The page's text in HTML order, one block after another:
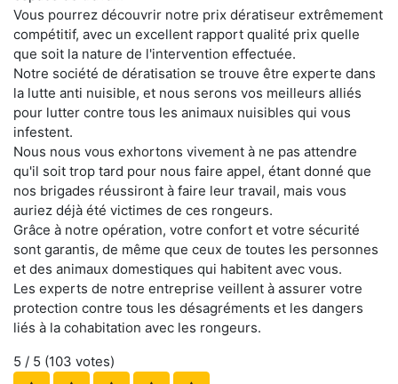
Vous pourrez découvrir notre prix dératiseur extrêmement
compétitif, avec un excellent rapport qualité prix quelle
que soit la nature de l'intervention effectuée.
Notre société de dératisation se trouve être experte dans
la lutte anti nuisible, et nous serons vos meilleurs alliés
pour lutter contre tous les animaux nuisibles qui vous
infestent.
Nous nous vous exhortons vivement à ne pas attendre
qu'il soit trop tard pour nous faire appel, étant donné que
nos brigades réussiront à faire leur travail, mais vous
auriez déjà été victimes de ces rongeurs.
Grâce à notre opération, votre confort et votre sécurité
sont garantis, de même que ceux de toutes les personnes
et des animaux domestiques qui habitent avec vous.
Les experts de notre entreprise veillent à assurer votre
protection contre tous les désagréments et les dangers
liés à la cohabitation avec les rongeurs.
5 / 5 (103 votes)